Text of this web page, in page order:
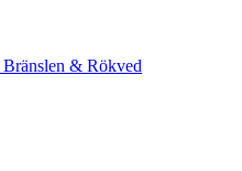
Bränslen & Rökved